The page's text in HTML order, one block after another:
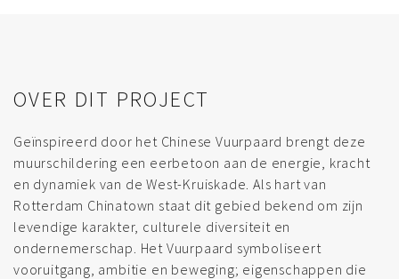
OVER DIT PROJECT
Geïnspireerd door het Chinese Vuurpaard brengt deze
muurschildering een eerbetoon aan de energie, kracht
en dynamiek van de West-Kruiskade. Als hart van
Rotterdam Chinatown staat dit gebied bekend om zijn
levendige karakter, culturele diversiteit en
ondernemerschap. Het Vuurpaard symboliseert
vooruitgang, ambitie en beweging; eigenschappen die